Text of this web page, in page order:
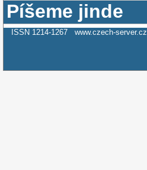
Píšeme jinde
ISSN 1214-1267 www.czech-server.cz